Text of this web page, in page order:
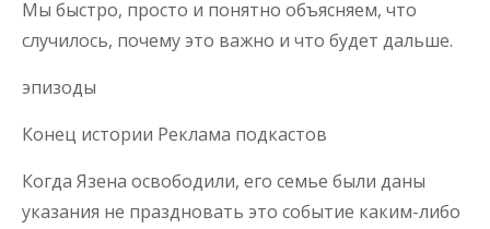
Мы быстро, просто и понятно объясняем, что
случилось, почему это важно и что будет дальше.
эпизоды
Конец истории Реклама подкастов
Когда Язена освободили, его семье были даны
указания не праздновать это событие каким-либо